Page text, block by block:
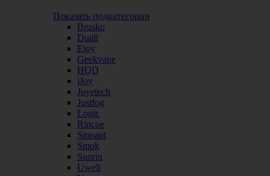
Показать подкатегории
Brusko
Duall
Ejoy
Geekvape
HQD
iJoy
Joyetech
Justfog
Logic
Rincoe
Smoant
Smok
Suorin
Uwell